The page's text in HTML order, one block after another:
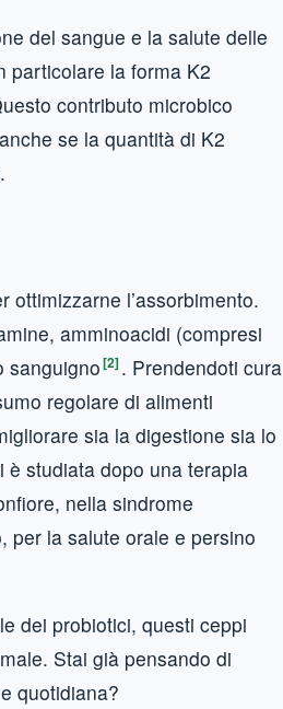
del sangue e la salute delle
particolare la forma K2
contributo microbico
se la quantità di K2
l’assorbimento.
amminoacidi (compresi
sanguigno[2]. Prendendoti cura
regolare di alimenti
sia la digestione sia lo
è studiata dopo una terapia
nella sindrome
per la salute orale e persino
dei probiotici, questi ceppi
Stai già pensando di
quotidiana?